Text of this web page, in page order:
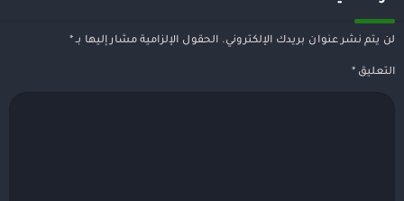
لن يتم نشر عنوان بريدك الإلكتروني. الحقول الإلزامية مشار إليها بـ *
التعليق *